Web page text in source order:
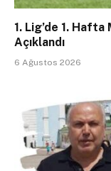
1. Lig’de 1. Hafta
Açıklandı
6 Ağustos 2026